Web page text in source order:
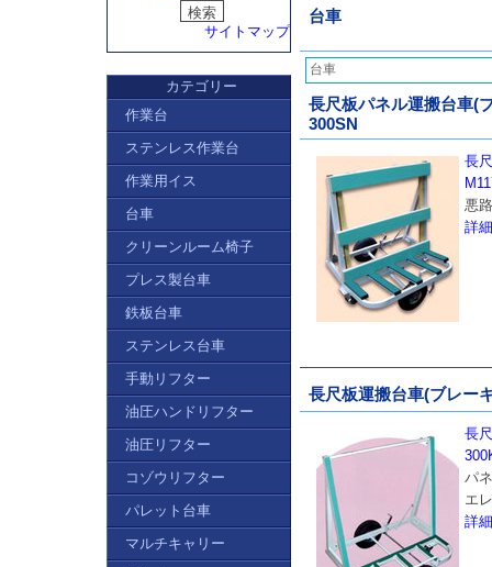
台車
台車
長尺板パネル運搬台車(
300SN
長
悪
詳
長尺板運搬台車(ブレー
長
パ
エ
詳
サイトマップ
カテゴリー
作業台
ステンレス作業台
作業用イス
台車
クリーンルーム椅子
プレス製台車
鉄板台車
ステンレス台車
手動リフター
油圧ハンドリフター
油圧リフター
コゾウリフター
パレット台車
マルチキャリー